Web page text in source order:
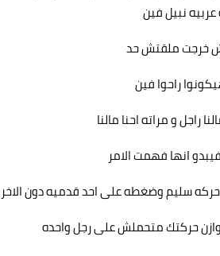
عربيه نبيل فين
خرجت ملقتش حد
راحوا فين
راجل و مراته احنا مالنا
انها فهمت الامر
حركه سليم وضغطه على احد قدميه دون
حركتك متحملش على رجل واحده